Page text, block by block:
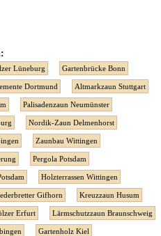
Lüneburg Gartenbrücke Bonn
Dortmund Altmarkzaun Stuttgart
Palisadenzaun Neumünster
Nordik-Zaun Delmenhorst
Zaunbau Wittingen
Pergola Potsdam
Holzterrassen Wittingen
Gifhorn Kreuzzaun Husum
Erfurt Lärmschutzzaun Braunschweig
Gartenholz Kiel